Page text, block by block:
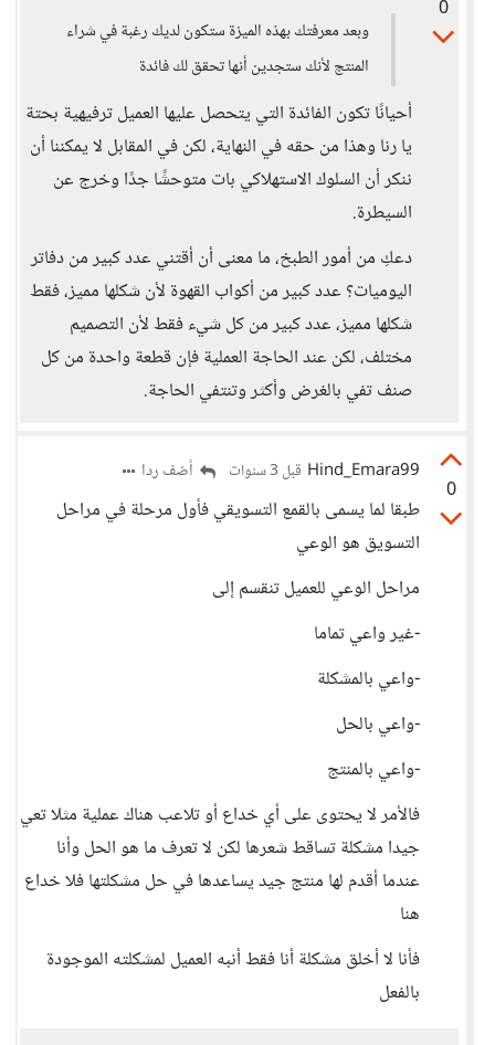
0
وبعد معرفتك بهذه الميزة ستكون لديك رغبة في شراء
المنتج لأنك ستجدين أنها تحقق لك فائدة
أحيانًا تكون الفائدة التي يتحصل عليها العميل ترفيهية بحتة
يا رنا وهذا من حقه في النهاية، لكن في المقابل لا يمكننا أن
ننكر أن السلوك الاستهلاكي بات متوحشًا جدًا وخرج عن
السيطرة.
دعكِ من أمور الطبخ، ما معنى أن أقتني عدد كبير من دفاتر
اليوميات؟ عدد كبير من أكواب القهوة لأن شكلها مميز، فقط
شكلها مميز، عدد كبير من كل شيء فقط لأن التصميم
مختلف، لكن عند الحاجة العملية فإن قطعة واحدة من كل
صنف تفي بالغرض وأكثر وتنتفي الحاجة.
0
Hind_Emara99 قبل 3 سنوات أضف ردا
طبقا لما يسمى بالقمع التسويقي فأول مرحلة في مراحل
التسويق هو الوعي
مراحل الوعي للعميل تنقسم إلى
-غير واعي تماما
-واعي بالمشكلة
-واعي بالحل
-واعي بالمنتج
فالأمر لا يحتوى على أي خداع أو تلاعب هناك عملية مثلا تعي
جيدا مشكلة تساقط شعرها لكن لا تعرف ما هو الحل وأنا
عندما أقدم لها منتج جيد يساعدها في حل مشكلتها فلا خداع
هنا
فأنا لا أخلق مشكلة أنا فقط أنبه العميل لمشكلته الموجودة
بالفعل